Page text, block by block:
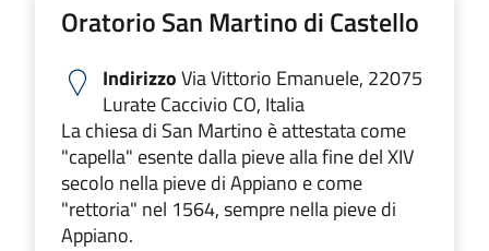
Oratorio San Martino di Castello
IndirizzoVia Vittorio Emanuele, 22075
Lurate Caccivio CO, Italia
La chiesa di San Martino è attestata come
"capella" esente dalla pieve alla fine del XIV
secolo nella pieve di Appiano e come
"rettoria" nel 1564, sempre nella pieve di
Appiano.